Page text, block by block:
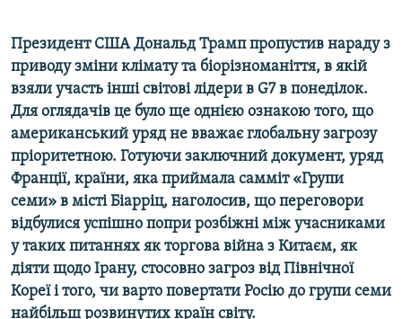
ДОЛУЧАЙСЯ!
Усі сайти RFE/RL
Президент США Дональд Трамп пропустив нараду з
приводу зміни клімату та біорізноманіття, в якій
взяли участь інші світові лідери в G7 в понеділок.
Для оглядачів це було ще однією ознакою того, що
американський уряд не вважає глобальну загрозу
пріоритетною. Готуючи заключний документ, уряд
Франції, країни, яка приймала самміт «Групи
семи» в місті Біарріц, наголосив, що переговори
відбулися успішно попри розбіжні між учасниками
у таких питаннях як торгова війна з Китаєм, як
діяти щодо Ірану, стосовно загроз від Північної
Кореї і того, чи варто повертати Росію до групи семи
найбільш розвинутих країн світу.